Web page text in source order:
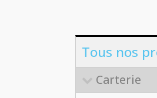
Tous nos
Carterie